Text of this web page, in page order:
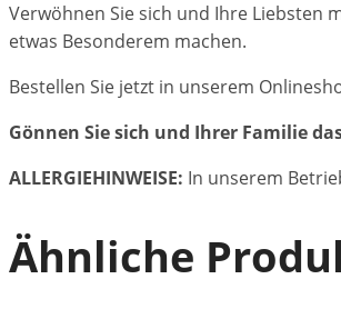
Verwöhnen Sie sich und Ihre Liebsten
etwas Besonderem machen.
Bestellen Sie jetzt in unserem
Gönnen Sie sich und Ihrer Familie
ALLERGIEHINWEISE: In unserem
Ähnliche